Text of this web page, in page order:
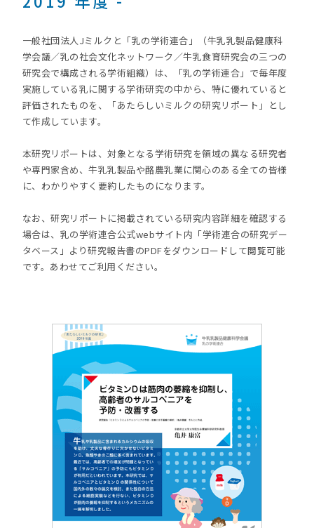
一般社団法人Jミルクと「乳の学術連合」（牛乳乳製品健康科
学会議／乳の社会文化ネットワーク／牛乳食育研究会の三つの
研究会で構成される学術組織）は、「乳の学術連合」で毎年度
実施している乳に関する学術研究の中から、特に優れていると
評価されたものを、「あたらしいミルクの研究リポート」とし
て作成しています。
本研究リポートは、対象となる学術研究を領域の異なる研究者
や専門家含め、牛乳乳製品や酪農乳業に関心のある全ての皆様
に、わかりやすく要約したものになります。
なお、研究リポートに掲載されている研究内容詳細を確認する
場合は、乳の学術連合公式webサイト内「学術連合の研究デー
タベース」より研究報告書のPDFをダウンロードして閲覧可能
です。あわせてご利用ください。